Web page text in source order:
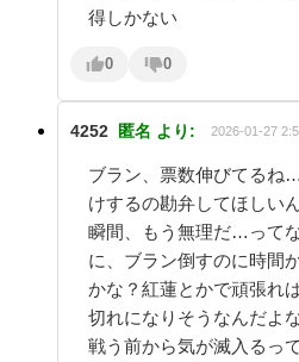
得しかない
0 0
4252 匿名 より: 2026-01-27
ブラン、票数伸びてるね
けするの勘弁してほしい
瞬間、もう無理だ…って
に、ブラン倒すのに時間
かな？紅蓮とかで頑張れ
切れになりそうなんだよ
戦う前から気が滅入るっ